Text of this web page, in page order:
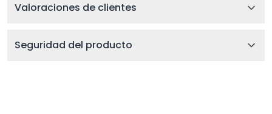
Valoraciones de clientes
Seguridad del producto